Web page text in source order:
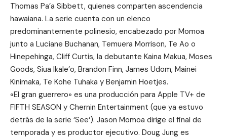
Thomas Pa’a Sibbett, quienes comparten ascendencia
hawaiana. La serie cuenta con un elenco
predominantemente polinesio, encabezado por Momoa
junto a Luciane Buchanan, Temuera Morrison, Te Ao o
Hinepehinga, Cliff Curtis, la debutante Kaina Makua, Moses
Goods, Siua Ikale’o, Brandon Finn, James Udom, Mainei
Kinimaka, Te Kohe Tuhaka y Benjamin Hoetjes.
«El gran guerrero» es una producción para Apple TV+ de
FIFTH SEASON y Chernin Entertainment (que ya estuvo
detrás de la serie ‘See‘). Jason Momoa dirige el final de
temporada y es productor ejecutivo. Doug Jung es